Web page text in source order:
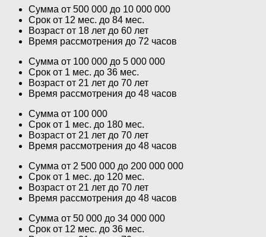
Сумма от 500 000 до 10 000 000
Срок от 12 мес. до 84 мес.
Возраст от 18 лет до 60 лет
Время рассмотрения до 72 часов
Сумма от 100 000 до 5 000 000
Срок от 1 мес. до 36 мес.
Возраст от 21 лет до 70 лет
Время рассмотрения до 48 часов
Сумма от 100 000
Срок от 1 мес. до 180 мес.
Возраст от 21 лет до 70 лет
Время рассмотрения до 48 часов
Сумма от 2 500 000 до 200 000 000
Срок от 1 мес. до 120 мес.
Возраст от 21 лет до 70 лет
Время рассмотрения до 48 часов
Сумма от 50 000 до 34 000 000
Срок от 12 мес. до 36 мес.